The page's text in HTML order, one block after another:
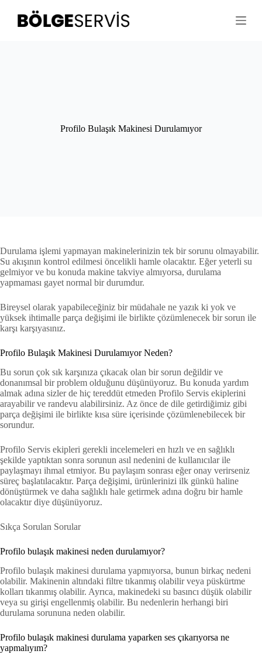
Profilo Bulaşık Makinesi Durulamıyor
Durulama işlemi yapmayan makinelerinizin tek bir sorunu olmayabilir.
Su akışının kontrol edilmesi öncelikli hamle olacaktır. Eğer yeterli su
gelmiyor ve bu konuda makine takviye almıyorsa, durulama
yapmaması gayet normal bir durumdur.
Bireysel olarak yapabileceğiniz bir müdahale ne yazık ki yok ve
yüksek ihtimalle parça değişimi ile birlikte çözümlenecek bir sorun ile
karşı karşıyasınız.
Profilo Bulaşık Makinesi Durulamıyor Neden?
Bu sorun çok sık karşınıza çıkacak olan bir sorun değildir ve
donanımsal bir problem olduğunu düşünüyoruz. Bu konuda yardım
almak adına sizler de hiç tereddüt etmeden Profilo Servis ekiplerini
arayabilir ve randevu alabilirsiniz. Az önce de dile getirdiğimiz gibi
parça değişimi ile birlikte kısa süre içerisinde çözümlenebilecek bir
sorundur.
Profilo Servis ekipleri gerekli incelemeleri en hızlı ve en sağlıklı
şekilde yaptıktan sonra sorunun asıl nedenini de kullanıcılar ile
paylaşmayı ihmal etmiyor. Bu paylaşım sonrası eğer onay verirseniz
süreç başlatılacaktır. Parça değişimi, ürünlerinizi ilk günkü haline
dönüştürmek ve daha sağlıklı hale getirmek adına doğru bir hamle
olacaktır diye düşünüyoruz.
Sıkça Sorulan Sorular
Profilo bulaşık makinesi neden durulamıyor?
Profilo bulaşık makinesi durulama yapmıyorsa, bunun birkaç nedeni
olabilir. Makinenin altındaki filtre tıkanmış olabilir veya püskürtme
kolları tıkanmış olabilir. Ayrıca, makinedeki su basıncı düşük olabilir
veya su girişi engellenmiş olabilir. Bu nedenlerin herhangi biri
durulama sorununa neden olabilir.
Profilo bulaşık makinesi durulama yaparken ses çıkarıyorsa ne
yapmalıyım?